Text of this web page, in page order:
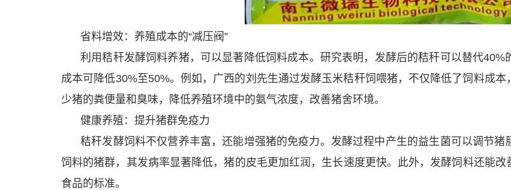
省料增效：养殖成本的“减压阀”
利用秸秆发酵饲料养猪，可以显著降低饲料成本。研究表明，发酵后的秸秆可以替代
成本可降低30%至50%。例如，广西的刘先生通过发酵玉米秸秆饲喂猪，不仅降低了饲料成
少猪的粪便量和臭味，降低养殖环境中的氨气浓度，改善猪舍环境。
健康养殖：提升猪群免疫力
秸秆发酵饲料不仅营养丰富，还能增强猪的免疫力。发酵过程中产生的益生菌可以调节
饲料的猪群，其发病率显著降低，猪的皮毛更加红润，生长速度更快。此外，发酵饲料还能
食品的标准。